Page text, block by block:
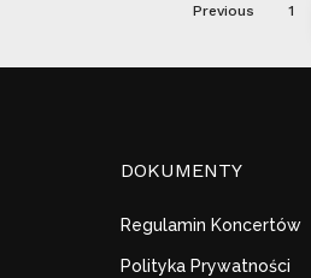
Previous 1
DOKUMENTY
Regulamin Koncertów
Polityka Prywatności